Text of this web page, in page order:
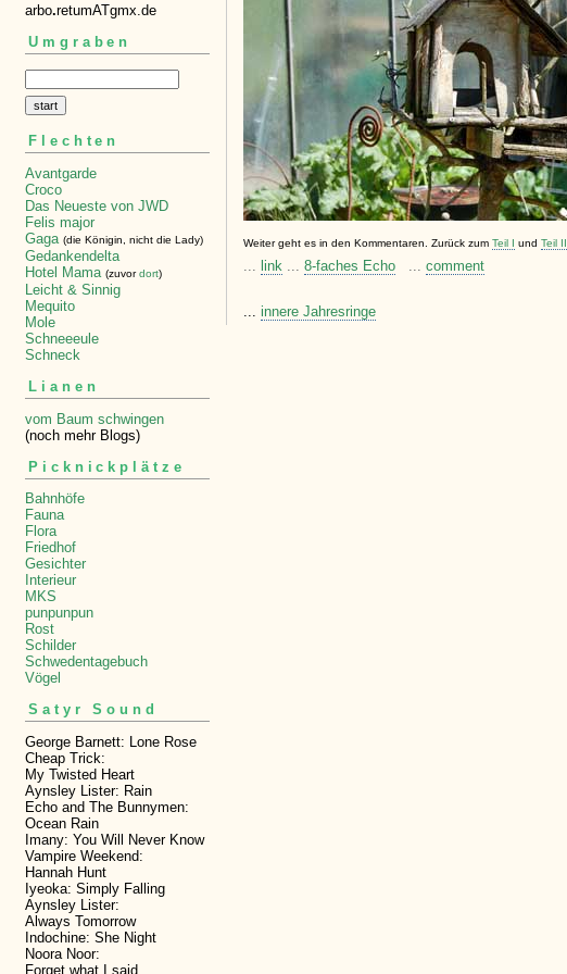
arbo.retumATgmx.de
Umgraben
Flechten
Avantgarde
Croco
Das Neueste von JWD
Felis major
Gaga (die Königin, nicht die Lady)
Gedankendelta
Hotel Mama (zuvordort)
Leicht & Sinnig
Mequito
Mole
Schneeeule
Schneck
Lianen
vom Baum schwingen
(noch mehr Blogs)
Picknickplätze
Bahnhöfe
Fauna
Flora
Friedhof
Gesichter
Interieur
MKS
punpunpun
Rost
Schilder
Schwedentagebuch
Vögel
Satyr Sound
George Barnett: Lone Rose
Cheap Trick:
My Twisted Heart
Aynsley Lister: Rain
Echo and The Bunnymen:
Ocean Rain
Imany: You Will Never Know
Vampire Weekend:
Hannah Hunt
Iyeoka: Simply Falling
Aynsley Lister:
Always Tomorrow
Indochine: She Night
Noora Noor:
Forget what I said
Weiter geht es in den Kommentaren. Zurück zum Teil I und Teil II
... link ... 8-faches Echo ... comment
... innere Jahresringe